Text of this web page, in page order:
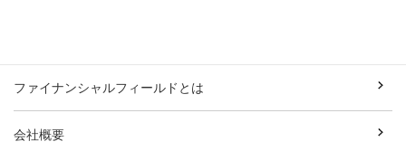
ファイナンシャルフィールドとは
会社概要